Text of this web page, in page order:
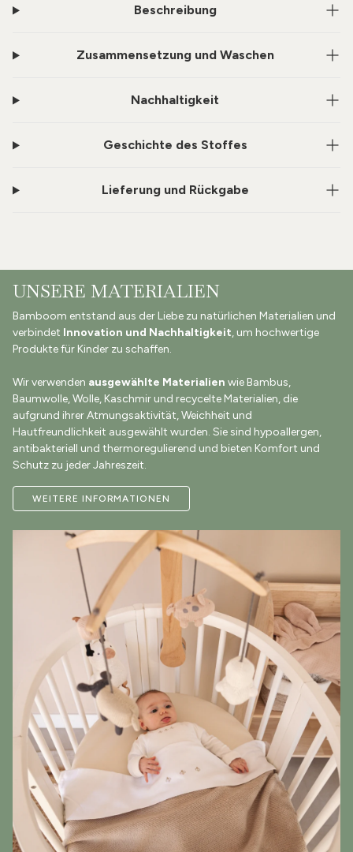
Beschreibung
Zusammensetzung und Waschen
Nachhaltigkeit
Geschichte des Stoffes
Lieferung und Rückgabe
UNSERE MATERIALIEN
Bamboom entstand aus der Liebe zu natürlichen Materialien und
verbindet Innovation und Nachhaltigkeit, um hochwertige
Produkte für Kinder zu schaffen.
Wir verwenden ausgewählte Materialien wie Bambus,
Baumwolle, Wolle, Kaschmir und recycelte Materialien, die
aufgrund ihrer Atmungsaktivität, Weichheit und
Hautfreundlichkeit ausgewählt wurden. Sie sind hypoallergen,
antibakteriell und thermoregulierend und bieten Komfort und
Schutz zu jeder Jahreszeit.
WEITERE INFORMATIONEN